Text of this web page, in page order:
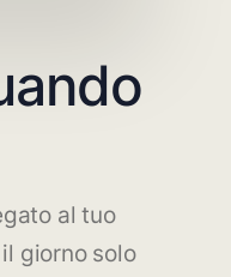
al tuo
giorno solo